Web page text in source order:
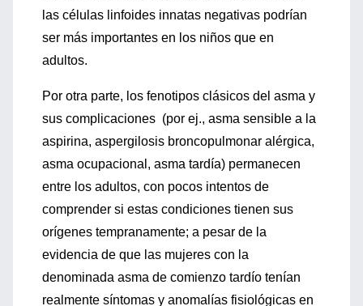
las células linfoides innatas negativas podrían
ser más importantes en los niños que en
adultos.
Por otra parte, los fenotipos clásicos del asma y
sus complicaciones (por ej., asma sensible a la
aspirina, aspergilosis broncopulmonar alérgica,
asma ocupacional, asma tardía) permanecen
entre los adultos, con pocos intentos de
comprender si estas condiciones tienen sus
orígenes tempranamente; a pesar de la
evidencia de que las mujeres con la
denominada asma de comienzo tardío tenían
realmente síntomas y anomalías fisiológicas en